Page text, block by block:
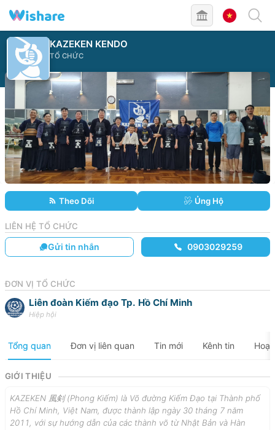
KAZEKEN KENDO
TỔ CHỨC
Theo Dõi Ủng Hộ
LIÊN HỆ TỔ CHỨC
Gửi tin nhắn 0903029259
ĐƠN VỊ TỔ CHỨC
Liên đoàn Kiếm đạo Tp. Hồ Chí Minh
Hiệp hội
Tổng quan Đơn vị liên quan Tin mới Kênh tin
GIỚI THIỆU
KAZEKEN 風剣 (Phong Kiếm) là Võ đường Kiếm Đạo tại Thành phố
Hồ Chí Minh, Việt Nam, được thành lập ngày 30 tháng 7 năm
2011, với sự hướng dẫn của các thành võ từ Nhật Bản và Hàn